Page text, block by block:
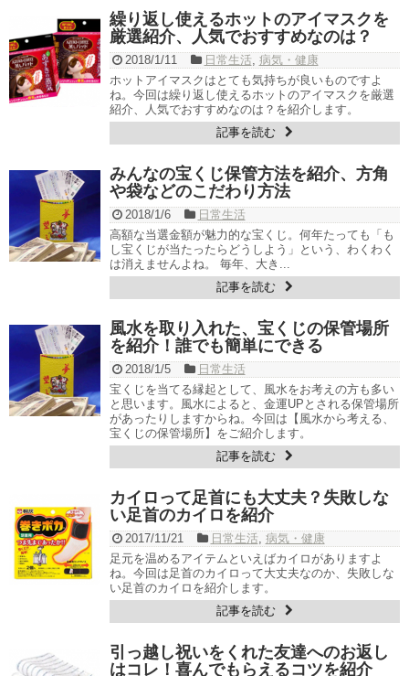
繰り返し使えるホットのアイマスクを
厳選紹介、人気でおすすめなのは？
2018/1/11 日常生活, 病気・健康
ホットアイマスクはとても気持ちが良いものですよ
ね。今回は繰り返し使えるホットのアイマスクを厳選
紹介、人気でおすすめなのは？を紹介します。
記事を読む
みんなの宝くじ保管方法を紹介、方角
や袋などのこだわり方法
2018/1/6
日常生活
高額な当選金額が魅力的な宝くじ。何年たっても「も
し宝くじが当たったらどうしよう」という、わくわく
は消えませんよね。 毎年、大き...
記事を読む
風水を取り入れた、宝くじの保管場所
を紹介！誰でも簡単にできる
2018/1/5
日常生活
宝くじを当てる縁起として、風水をお考えの方も多い
と思います。風水によると、金運UPとされる保管場所
があったりしますからね。今回は【風水から考える、
宝くじの保管場所】をご紹介します。
記事を読む
カイロって足首にも大丈夫？失敗しな
い足首のカイロを紹介
2017/11/21 日常生活, 病気・健康
足元を温めるアイテムといえばカイロがありますよ
ね。今回は足首のカイロって大丈夫なのか、失敗しな
い足首のカイロを紹介します。
記事を読む
引っ越し祝いをくれた友達へのお返し
はコレ！喜んでもらえるコツを紹介